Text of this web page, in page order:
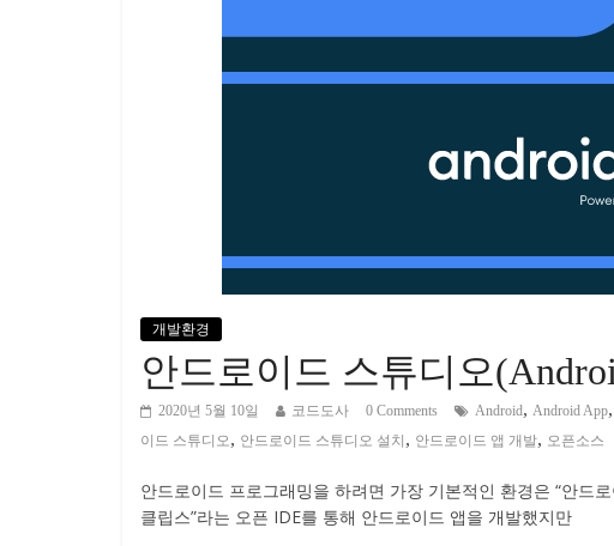
개발환경
안드로이드 스튜디오
2020년 5월 10일 코드도사 0 Comments Android, Android App,
이드 스튜디오, 안드로이드 스튜디오 설치 , 안드로이드 앱 개발, 오픈소스
안드로이드 프로그래밍을 하려면 가장 기본적인 환경은 “안드
클립스”라는 오픈 IDE를 통해 안드로이드 앱을 개발했지만